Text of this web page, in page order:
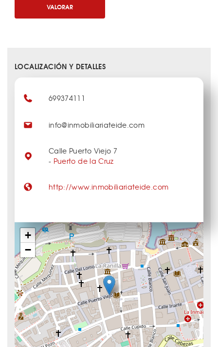
VALORAR
LOCALIZACIÓN Y DETALLES
+
−
699374111
info@inmobiliariateide.com
Calle Puerto Viejo 7
- Puerto de la Cruz
http://www.inmobiliariateide.com